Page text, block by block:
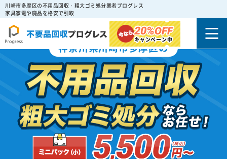
川崎市多摩区の不用品回収・粗大ゴミ処分業者プログレス
家具家電や廃品を格安で引取
20%OFF
キャンペーン中
神奈川県川崎市多摩区の